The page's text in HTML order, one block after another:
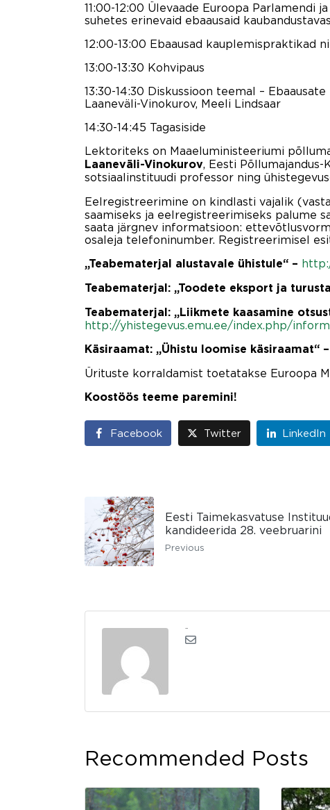
11:00-12:00 Ülevaade Euroopa
suhetes erinevaid ebaausaid
12:00-13:00 Ebaausad kauplemispraktikad
13:00-13:30 Kohvipaus
13:30-14:30 Diskussioon teemal –
Laaneväli-Vinokurov, Meeli Lindsaar
14:30-14:45 Tagasiside
Lektoriteks on Maaeluministeeriumi
Laaneväli-Vinokurov, Eesti Põllumajandus-
sotsiaalinstituudi professor ning
Eelregistreerimine on kindlasti vajalik
saamiseks ja eelregistreerimiseks palume
saata järgnev informatsioon:
osaleja telefoninumber. Registreerimisel
„Teabematerjal alustavale ühistule“ –
Teabematerjal: „Toodete eksport ja
Teabematerjal: „Liikmete kaasamine
http://yhistegevus.emu.ee/index.php/
Käsiraamat: „Ühistu loomise käsiraamat“ –
Ürituste korraldamist toetatakse Euroopa
Koostöös teeme paremini!
Facebook Twitter LinkedIn
Eesti Taimekasvatuse
kandideerida 28. veebruarini
Previous
Recommended Posts